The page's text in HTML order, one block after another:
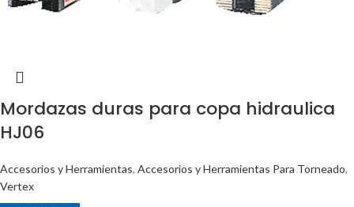
Mordazas duras para copa hidraulica
HJ06
Accesorios y Herramientas, Accesorios y Herramientas Para Torneado,
Vertex